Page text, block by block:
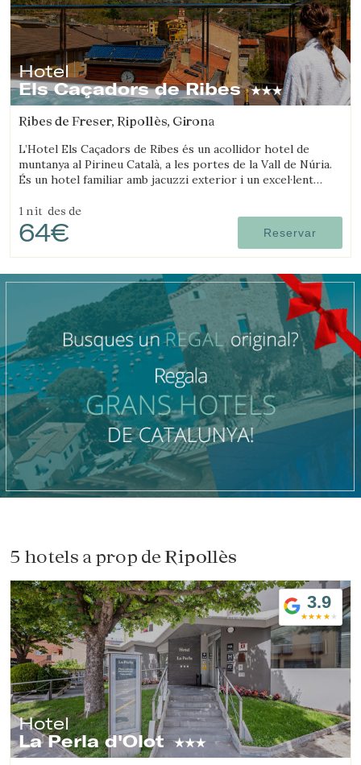
Hotel
Els Caçadors de Ribes
Ribes de Freser, Ripollès, Girona
L’Hotel Els Caçadors de Ribes és un acollidor hotel de
muntanya al Pirineu Català, a les portes de la Vall de Núria.
És un hotel familiar amb jacuzzi exterior i un excel·lent
1 nit des de
64€ Reservar
5 hotels a prop deRipollès
3.9
Hotel
La Perla d'Olot